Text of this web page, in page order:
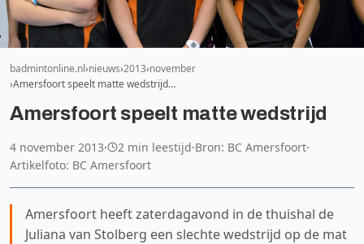
badmintonline.nl nieuws 2013 november
Amersfoort speelt matte wedstrijd…
Amersfoort speelt matte wedstrijd
4 november 2013· 2 min leestijd·Bron: BC Amersfoort·
Artikelfoto: BC Amersfoort
Amersfoort heeft zaterdagavond in de thuishal de
Juliana van Stolberg een slechte wedstrijd op de mat